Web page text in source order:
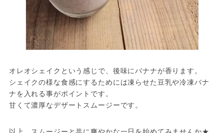
オレオシェイクという感じで、後味にバナナが香ります。
シェイクの様な食感にするためには凍らせた豆乳や冷凍バナ
ナを入れる事がポイントです。
甘くて濃厚なデザートスムージーです。